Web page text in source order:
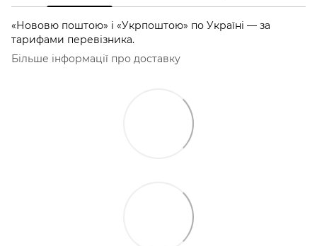
«Нововю поштою» і «Укрпоштою» по Україні — за
тарифами перевізника.
Більше інформації про доставку